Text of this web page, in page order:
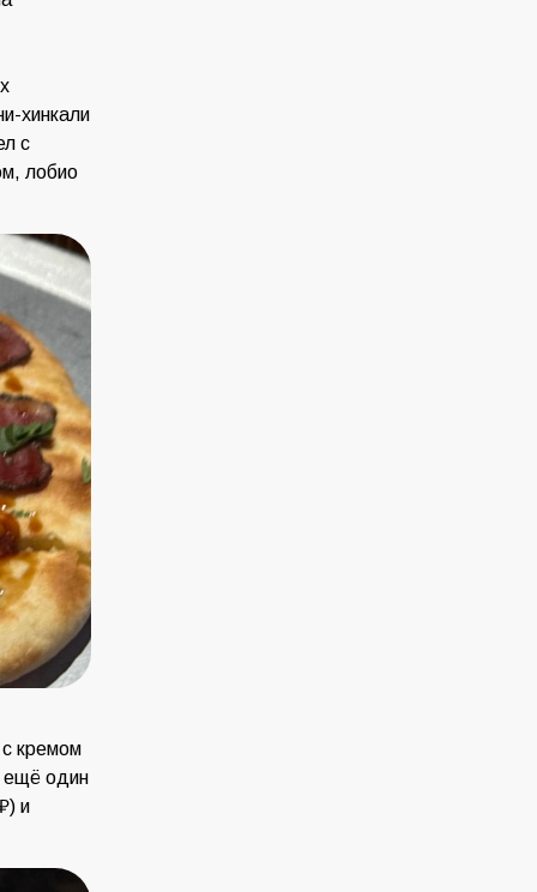
хинкали
с
лобио
кремом
ещё один
и